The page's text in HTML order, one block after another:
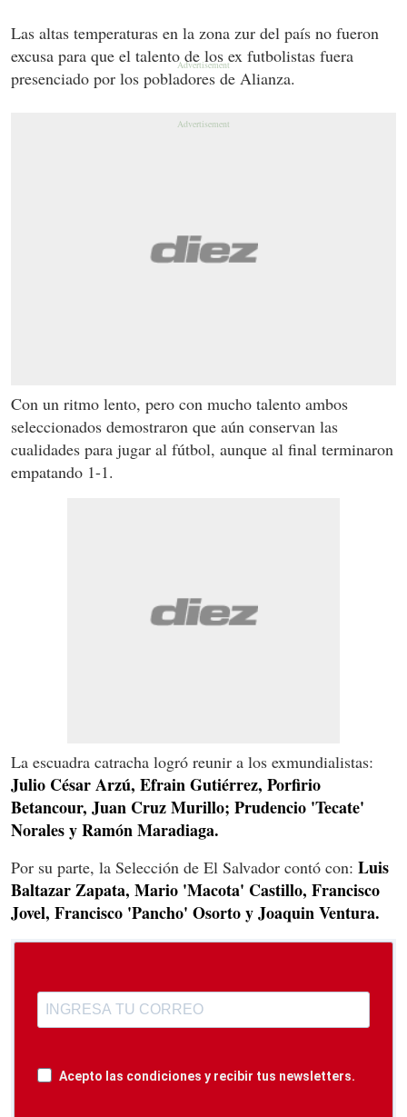
Las altas temperaturas en la zona zur del país no fueron
excusa para que el talento de los ex futbolistas fuera
presenciado por los pobladores de Alianza.
Con un ritmo lento, pero con mucho talento ambos
seleccionados demostraron que aún conservan las
cualidades para jugar al fútbol, aunque al final terminaron
empatando 1-1.
La escuadra catracha logró reunir a los exmundialistas:
Julio César Arzú, Efrain Gutiérrez, Porfirio
Betancour, Juan Cruz Murillo; Prudencio 'Tecate'
Norales y Ramón Maradiaga.
Por su parte, la Selección de El Salvador contó con: Luis
Baltazar Zapata, Mario 'Macota' Castillo, Francisco
Jovel, Francisco 'Pancho' Osorto y Joaquin Ventura.
Acepto las condiciones y recibir tus newsletters.